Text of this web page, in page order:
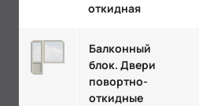
откидная
Балконный
блок. Двери
повортно-
откидные